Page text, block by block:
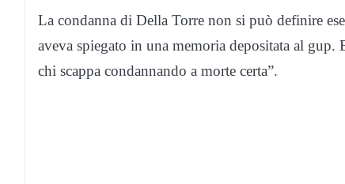
La condanna di Della Torre non si può definire
aveva spiegato in una memoria depositata al gup.
chi scappa condannando a morte certa”.